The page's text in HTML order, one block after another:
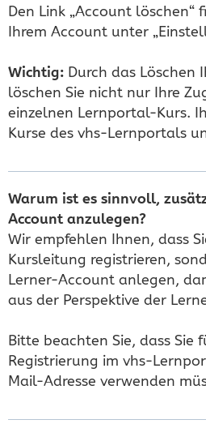
Den Link „Account löschen“
Ihrem Account unter
Wichtig: Durch das Löschen
löschen Sie nicht nur Ihre
einzelnen Lernportal-Kurs.
Kurse des vhs-Lernportals
Warum ist es sinnvoll,
Account anzulegen?
Wir empfehlen Ihnen, dass
Kursleitung registrieren,
Lerner-Account anlegen,
aus der Perspektive der
Bitte beachten Sie, dass Sie
Registrierung im vhs-
Mail-Adresse verwenden